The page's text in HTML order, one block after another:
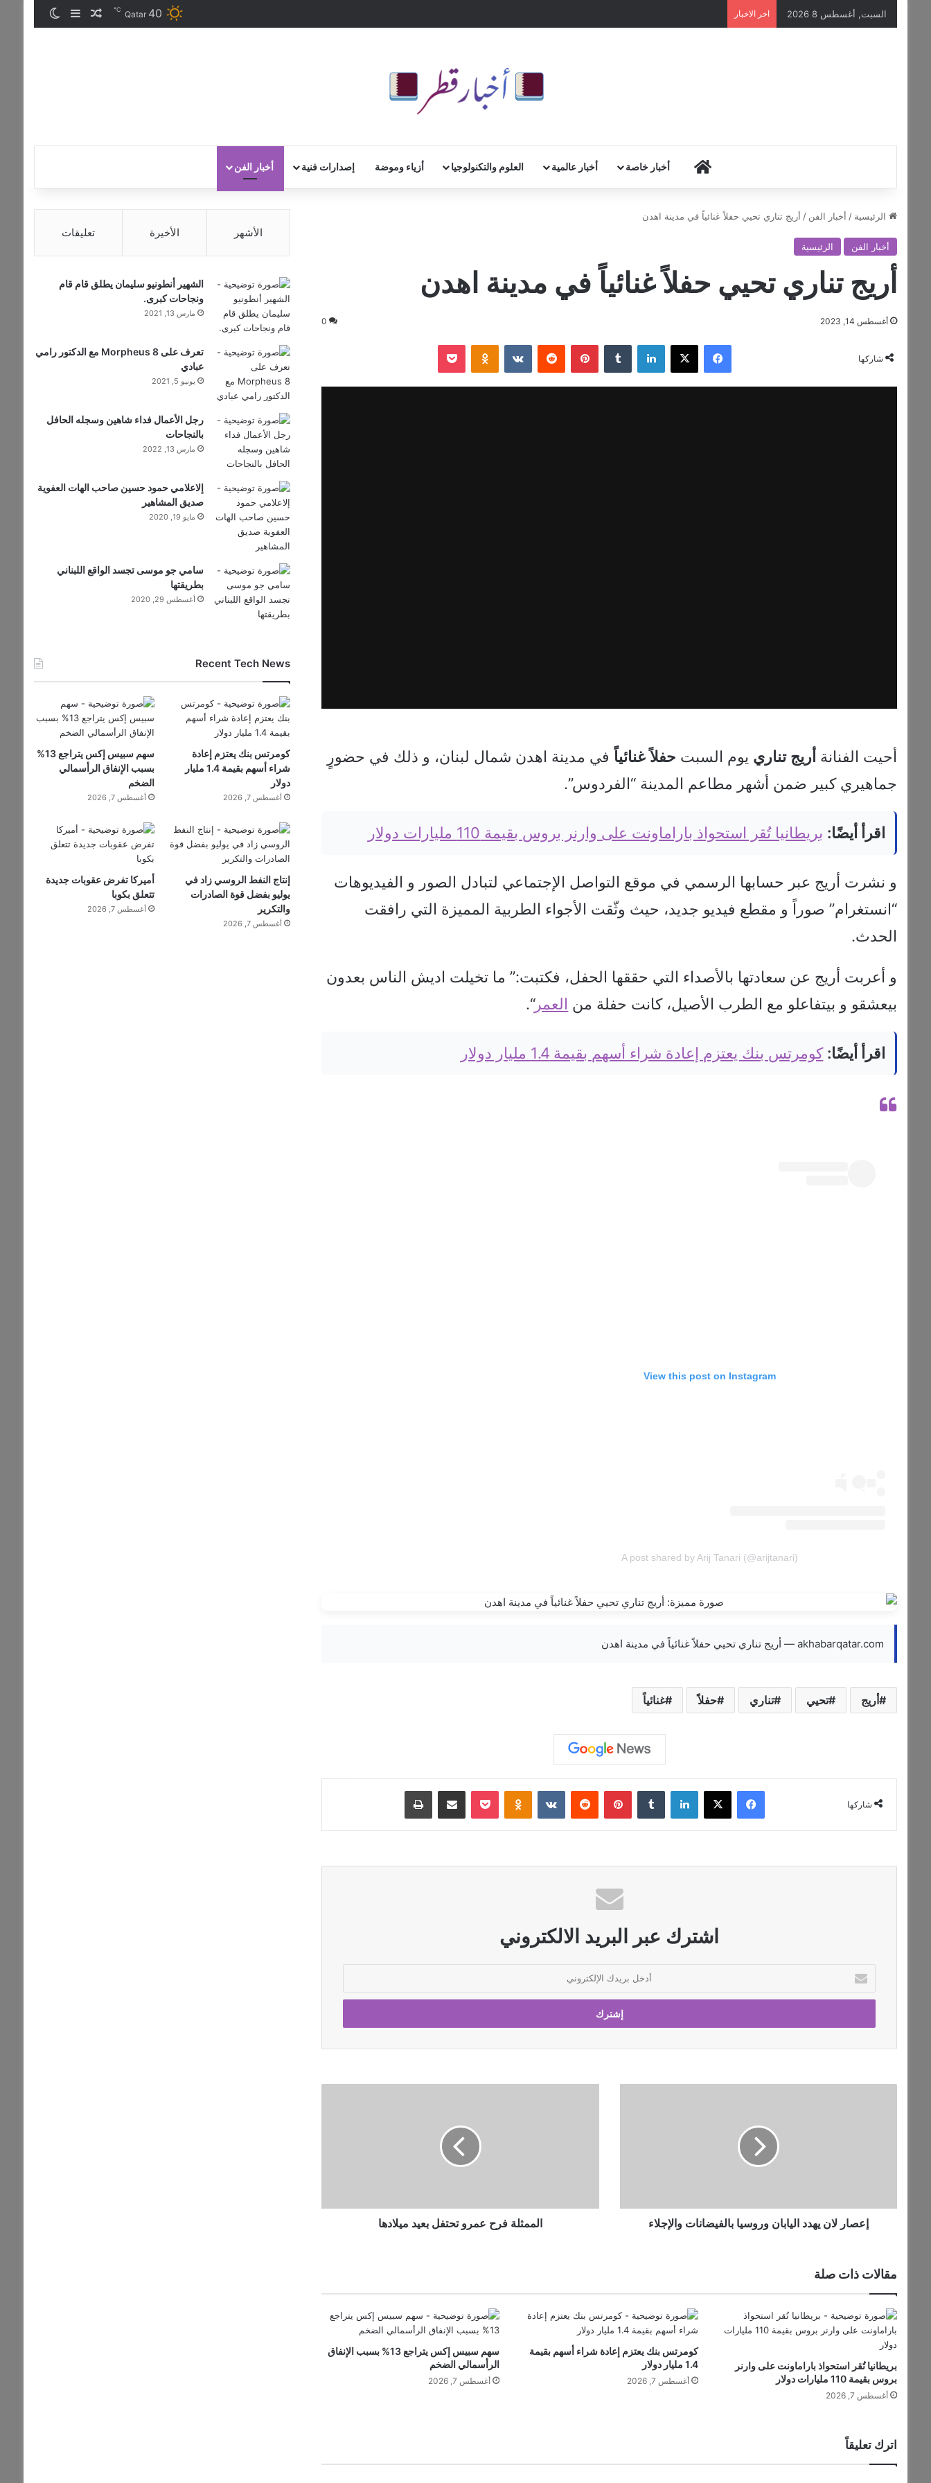
السبت, أغسطس 8 2026 اخر الاخبار Qatar 40
℃ مقال عشوائي
إضافة عمود
HOMEأخبار خاصة أخبار عالمية العلوم والتكنولوجيا أزياء وموضة إصدارات فنية أخبار الفن
الرئيسية / أخبار الفن / أريج تناري تحيي حفلاً غنائياً في مدينة اهدن
أخبار الفن الرئيسية
أريج تناري تحيي حفلاً غنائياً في مدينة اهدن
أغسطس 14, 2023 0
شاركها
فيسبوك ‫X لينكدإن ‏Tumblr بينتيريست ‏Reddit
‏VKontakte
Odnoklassniki
‫Pocket
أحيت الفنانة أريج تناري يوم السبت حفلاً غنائياً في مدينة اهدن شمال لبنان، و ذلك في حضورٍ
جماهيري كبير ضمن أشهر مطاعم المدينة “الفردوس”.
اقرأ أيضًا: بريطانيا تُقر استحواذ باراماونت على وارنر بروس بقيمة 110 مليارات دولار
و نشرت أريج عبر حسابها الرسمي في موقع التواصل الإجتماعي لتبادل الصور و الفيديوهات
“انستغرام” صوراً و مقطع فيديو جديد، حيث وثّقت الأجواء الطربية المميزة التي رافقت
الحدث.
و أعربت أريج عن سعادتها بالأصداء التي حققها الحفل، فكتبت:” ما تخيلت اديش الناس بعدون
بيعشقو و بيتفاعلو مع الطرب الأصيل، كانت حفلة من العمر“.
اقرأ أيضًا: كومرتس بنك يعتزم إعادة شراء أسهم بقيمة 1.4 مليار دولار
View this post on Instagram
A post shared by Arij Tanari (@arijtanari)
akhabarqatar.com — أريج تناري تحيي حفلاً غنائياً في مدينة اهدن
أريج تحيي تناري حفلاً غنائياً
شاركها
فيسبوك ‫X لينكدإن ‏Tumblr بينتيريست ‏Reddit
‏VKontakte
Odnoklassniki
‫Pocket مشاركة عبر البريد طباعة
اشترك عبر البريد الالكتروني
خ
ب
ك
ي
ي
ل
ي
ا
ا
ن
و
ر
و
ا
ا
إعصار لان يهدد اليابان وروسيا بالفيضانات والإجلاء
ر
ت
ف
ل
الممثلة فرح عمرو تحتفل بعيد ميلادها
مقالات ذات صلة
بريطانيا تُقر استحواذ باراماونت على وارنر
بروس بقيمة 110 مليارات دولار
أغسطس 7, 2026
كومرتس بنك يعتزم إعادة شراء أسهم بقيمة
1.4 مليار دولار
أغسطس 7, 2026
سهم سبيس إكس يتراجع 13% بسبب الإنفاق
الرأسمالي الضخم
أغسطس 7, 2026
اترك تعليقاً
الأشهر الأخيرة تعليقات
الشهير أنطونيو سليمان يطلق قام قام
ونجاحات كبرى.
مارس 13, 2021
تعرف على Morpheus 8 مع الدكتور رامي
عبادي
يونيو 5, 2021
رجل الأعمال فداء شاهين وسجله الحافل
بالنجاحات
مارس 13, 2022
إلاعلامي حمود حسين صاحب الهات العفوية
صديق المشاهير
مايو 19, 2020
سامي جو موسى تجسد الواقع اللبناني
بطريقتها
أغسطس 29, 2020
Recent Tech News
كومرتس بنك يعتزم إعادة
شراء أسهم بقيمة 1.4 مليار
دولار
أغسطس 7, 2026
سهم سبيس إكس يتراجع 13%
بسبب الإنفاق الرأسمالي
الضخم
أغسطس 7, 2026
إنتاج النفط الروسي زاد في
يوليو بفضل قوة الصادرات
والتكرير
أغسطس 7, 2026
أميركا تفرض عقوبات جديدة
تتعلق بكوبا
أغسطس 7, 2026